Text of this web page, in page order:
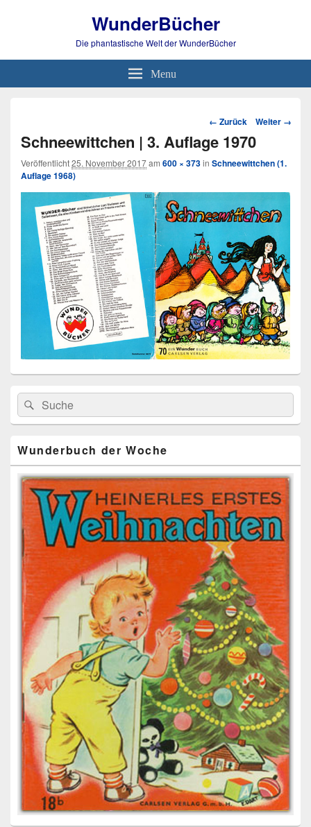
WunderBücher
Die phantastische Welt der WunderBücher
Menu
Bild-
Navigation
← Zurück Weiter →
Schneewittchen | 3. Auflage 1970
Veröffentlicht25. November 2017am 600 × 373in Schneewittchen (1.
Auflage 1968)
Primärer
Seitenleisten
Widget-
Bereich
Search
for:
Suche
Wunderbuch der Woche